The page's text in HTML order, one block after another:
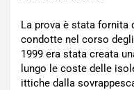
La prova è stata fornita
condotte nel corso
1999 era stata creata
lungo le coste delle
ittiche dalla